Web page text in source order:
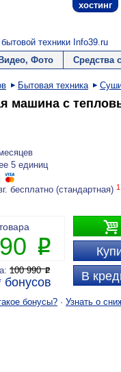
хостинг
техники Info39.ru
Фото Средства
Бытовая техника
машина с
5 единиц
бесплатно (стандартная) 1

В
P
100 990P
бонусов
бонусы? · Узнать о